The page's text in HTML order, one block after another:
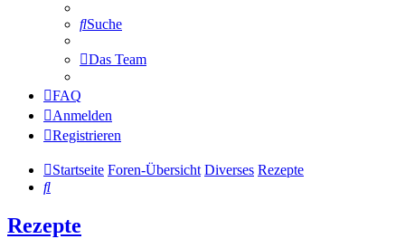
Suche
Das Team
FAQ
Anmelden
Registrieren
Startseite Foren-Übersicht Diverses Rezepte
Suche
Rezepte